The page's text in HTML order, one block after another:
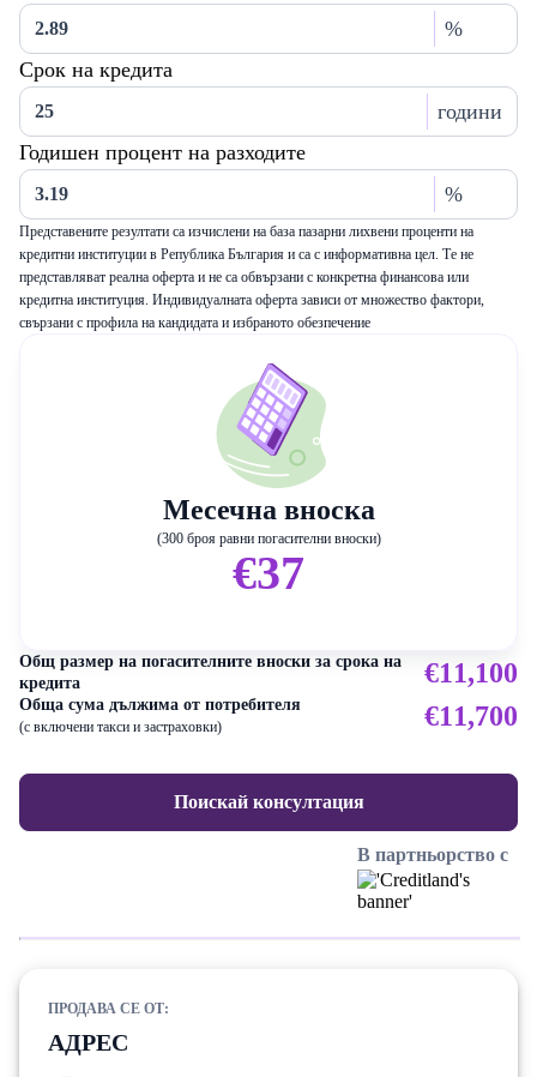
%
Срок на кредита
години
Годишен процент на разходите
%
Представените резултати са изчислени на база пазарни лихвени проценти на
кредитни институции в Република България и са с информативна цел. Те не
представляват реална оферта и не са обвързани с конкретна финансова или
кредитна институция. Индивидуалната оферта зависи от множество фактори,
свързани с профила на кандидата и избраното обезпечение
Месечна вноска
(300 броя равни погасителни вноски)
€37
Общ размер на погасителните вноски за срока на
кредита
€11,100
Обща сума дължима от потребителя
(с включени такси и застраховки) €11,700
Поискай консултация
В партньорство с
ПРОДАВА СЕ ОТ:
АДРЕС